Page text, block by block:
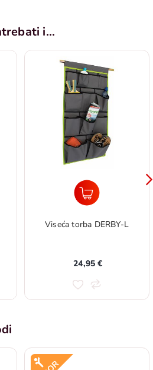
i...
Viseća torba DERBY-L
24,95 €